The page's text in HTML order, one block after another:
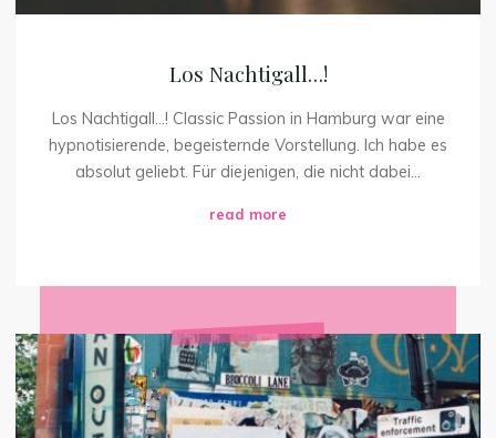
Los Nachtigall…!
Los Nachtigall…! Classic Passion in Hamburg war eine
hypnotisierende, begeisternde Vorstellung. Ich habe es
absolut geliebt. Für diejenigen, die nicht dabei...
read more
Mein
Sexdefekt